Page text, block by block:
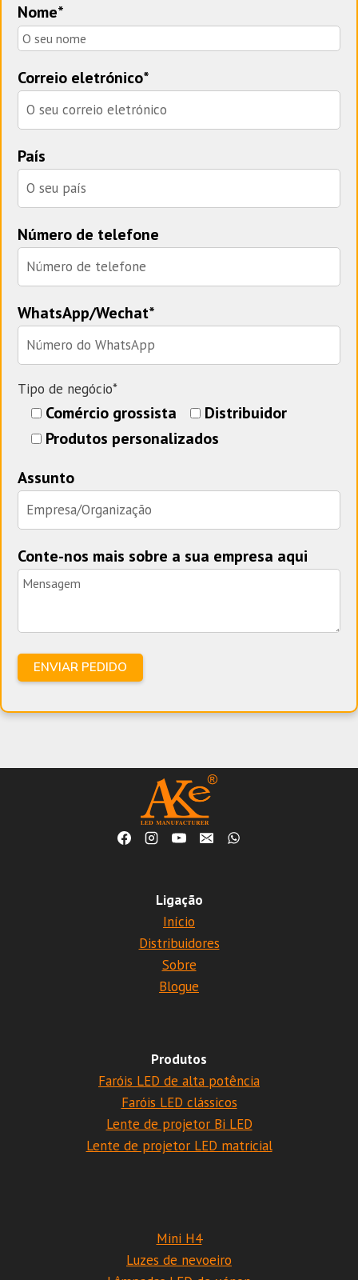
Nome*
Correio eletrónico*
País
Número de telefone
WhatsApp/Wechat*
Tipo de negócio*
Comércio grossista
Distribuidor
Produtos personalizados
Assunto
Conte-nos mais sobre a sua empresa aqui
Ligação
Início
Distribuidores
Sobre
Blogue
Produtos
Faróis LED de alta potência
Faróis LED clássicos
Lente de projetor Bi LED
Lente de projetor LED matricial
Mini H4
Luzes de nevoeiro